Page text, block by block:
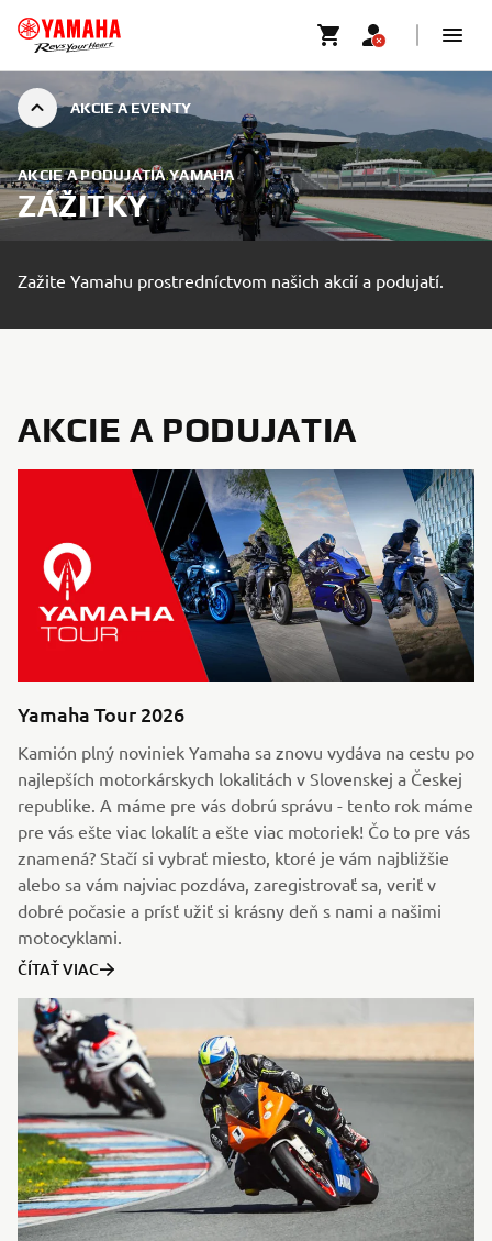
AKCIE A EVENTY
AKCIE A PODUJATIA YAMAHA
ZÁŽITKY
Zažite Yamahu prostredníctvom našich akcií a podujatí.
AKCIE A PODUJATIA
Yamaha Tour 2026
Kamión plný noviniek Yamaha sa znovu vydáva na cestu po
najlepších motorkárskych lokalitách v Slovenskej a Českej
republike. A máme pre vás dobrú správu - tento rok máme
pre vás ešte viac lokalít a ešte viac motoriek! Čo to pre vás
znamená? Stačí si vybrať miesto, ktoré je vám najbližšie
alebo sa vám najviac pozdáva, zaregistrovať sa, veriť v
dobré počasie a prísť užiť si krásny deň s nami a našimi
motocyklami.
ČÍTAŤ VIAC